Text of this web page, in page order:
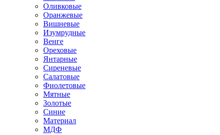
Оливковые
Оранжевые
Вишневые
Изумрудные
Венге
Ореховые
Янтарные
Сиреневые
Салатовые
Фиолетовые
Мятные
Золотые
Синие
Материал
МДФ